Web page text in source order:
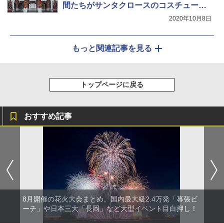
間たちがサンタクロースのコスチューム
2020年10月8日
もっと関連記事を見る
トップページに戻る
おすすめ記事
8月開催の花火大会まとめ。国内最大級2.4万発「幕張ビ
ーチ」や日本三大「長岡」など大型イベント目白押し！